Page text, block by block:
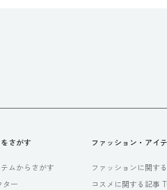
さがす
ムからさがす
ター
ファッション・アイ
ファッションに関す
コスメに関する記事